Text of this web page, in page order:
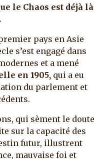
le Chaos est déjà là
pays en Asie
s’est engagé dans
et a mené
en 1905, qui a eu
du parlement et
qui sèment le doute
sur la capacité des
futur, illustrent
mauvaise foi et